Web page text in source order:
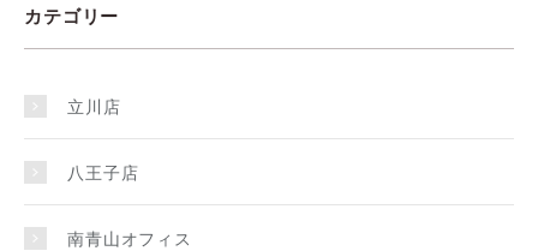
カテゴリー
立川店
八王子店
南青山オフィス